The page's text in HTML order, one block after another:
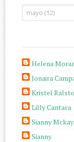
Helena
Jonaira
Kristel
Lilly Cantara
Sianny Mckay
Sianny